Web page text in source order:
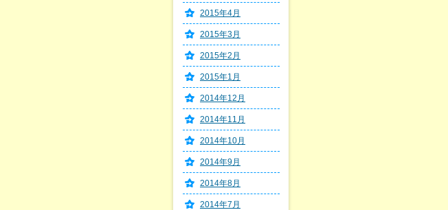
2015年4月
2015年3月
2015年2月
2015年1月
2014年12月
2014年11月
2014年10月
2014年9月
2014年8月
2014年7月